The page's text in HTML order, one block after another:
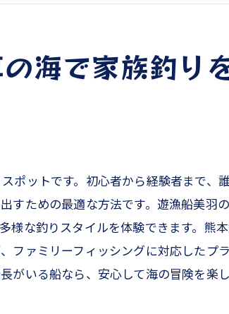
での安全対策と注意点
出に残る家族釣りの楽しみ方
みんなで楽しむタイラバの魅力
ラバ釣りの持ち物チェックリスト
太刀魚を狙って天草でジギングを楽しむ
海で家族釣り
ポットです。初心者から経験者まで、
すための最適な方法です。遊漁船美羽
様な釣りスタイルを体験できます。熊
ファミリーフィッシングに対応したプ
いる船なら、安心して海の冒険を楽し